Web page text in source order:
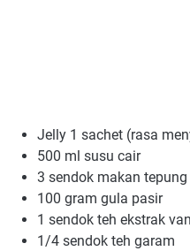
Jelly 1 sachet (rasa
500 ml susu cair
3 sendok makan
100 gram gula pasir
1 sendok teh ekstrak
1/4 sendok teh garam